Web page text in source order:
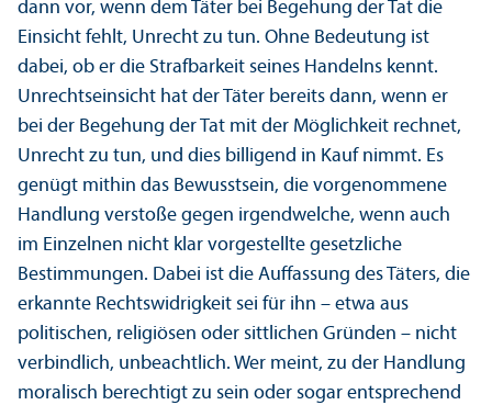
dann vor, wenn dem Täter bei Begehung der Tat die
Einsicht fehlt, Unrecht zu tun. Ohne Bedeutung ist
dabei, ob er die Strafbarkeit seines Handelns kennt.
Unrechts­einsicht hat der Täter bereits dann, wenn er
bei der Begehung der Tat mit der Möglichkeit rechnet,
Unrecht zu tun, und dies billigend in Kauf nimmt. Es
genügt mithin das Bewusstsein, die vorgenommene
Handlung verstoße gegen irgendwelche, wenn auch
im Einzelnen nicht klar vorgestellte gesetzliche
Bestimmungen. Dabei ist die Auffassung des Täters, die
erkannte Rechts­widrigkeit sei für ihn – etwa aus
politischen, religiösen oder sittlichen Gründen – nicht
verbindlich, unbeachtlich. Wer meint, zu der Handlung
moralisch berechtigt zu sein oder sogar entsprechend